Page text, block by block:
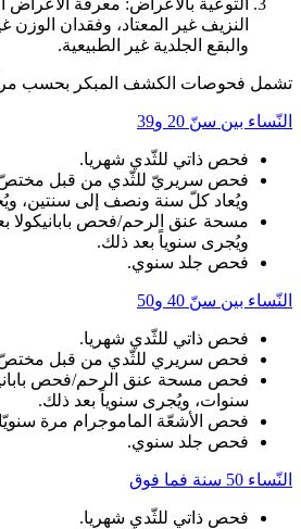
التوعية بالأعراض: معرفة
النزيف غير المعتاد، وفقدان الوزن
والبقع الجلدية غير الطبيعية.
تشمل فحوصات الكشف المبكر بحسب
النّساء بين سنّ 20 و39
فحص ذاتي للثّدي شهريا.
ويُعاد كلّ سنة ونصف إلى سنتين،
مسحة عنق الرحم/فحص بابانيكولا
ويُجرى سنوياً بعد ذلك.
فحص جلد سنوي.
النّساء بين سنّ 40 و50
فحص ذاتي للثّدي شهريا.
فحص سريري للثّدي من قبل
فحص مسحة عنق الرحم/فحص
سنوات، ويُجرى سنوياً بعد ذلك.
فحص الأشعّة الماموجرام مرة
فحص جلد سنوي.
النّساء 50 سنة فما فوق
فحص ذاتي للثّدي شهريا.